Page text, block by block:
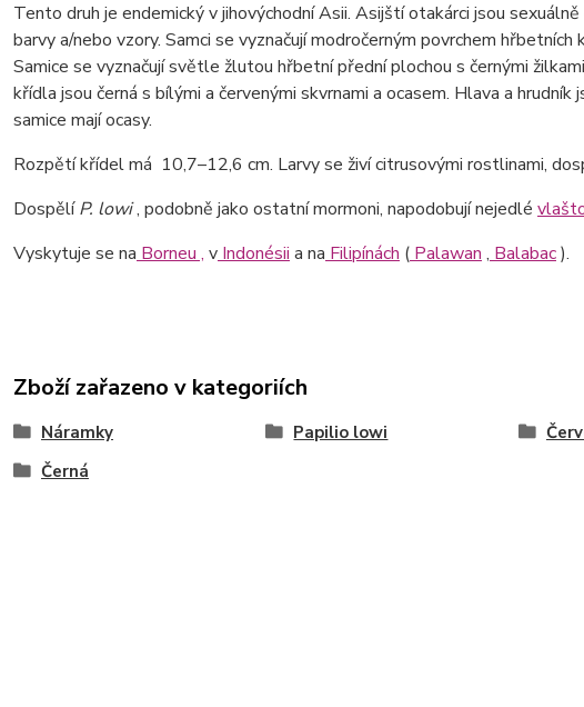
Tento druh je endemický v jihovýchodní Asii. Asijští otakárci jsou sexuálně
barvy a/nebo vzory. Samci se vyznačují modročerným povrchem
Samice se vyznačují světle žlutou hřbetní přední plochou s černými
křídla jsou černá s bílými a červenými skvrnami a ocasem. Hlava a
samice mají ocasy.
Rozpětí křídel má 10,7–12,6 cm. Larvy se živí citrusovými rostlinami,
DospělíP. lowi, podobně jako ostatní mormoni, napodobují nejedlé
Vyskytuje se na Borneu , vIndonésii a na Filipínách (Palawan , Balabac).
Zboží zařazeno v kategoriích
Náramky Papilio lowi
Černá